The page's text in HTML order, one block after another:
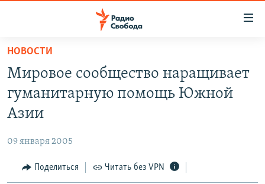
упрощенного
доступа
основному
Вернутся
ПОДКАСТЫ
АВТОРСКИЕ ПРОЕКТЫ
МНЕНИЯ
КУЛЬТУРА
НОВОСТИ
Мировое сообщество наращивает
гуманитарную помощь Южной
Азии
09 января 2005
Поделиться Читать без VPN